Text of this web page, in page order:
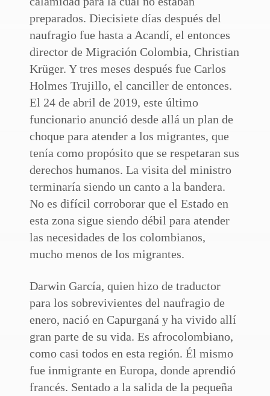
preparados. Diecisiete días después del
naufragio fue hasta a Acandí, el entonces
director de Migración Colombia, Christian
Krüger. Y tres meses después fue Carlos
Holmes Trujillo, el canciller de entonces.
El 24 de abril de 2019, este último
funcionario anunció desde allá un plan de
choque para atender a los migrantes, que
tenía como propósito que se respetaran sus
derechos humanos. La visita del ministro
terminaría siendo un canto a la bandera.
No es difícil corroborar que el Estado en
esta zona sigue siendo débil para atender
las necesidades de los colombianos,
mucho menos de los migrantes.
Darwin García, quien hizo de traductor
para los sobrevivientes del naufragio de
enero, nació en Capurganá y ha vivido allí
gran parte de su vida. Es afrocolombiano,
como casi todos en esta región. Él mismo
fue inmigrante en Europa, donde aprendió
francés. Sentado a la salida de la pequeña